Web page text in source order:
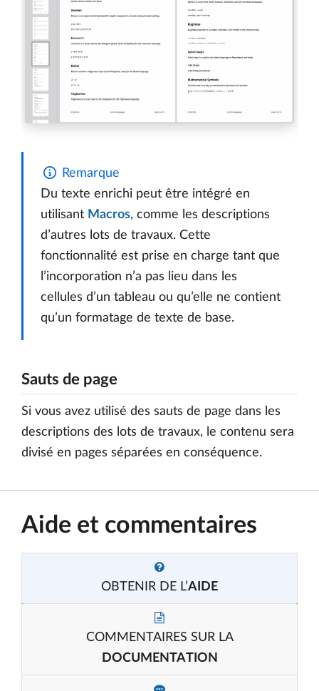
Remarque
Du texte enrichi peut être intégré en
utilisant Macros, comme les descriptions
d’autres lots de travaux. Cette
fonctionnalité est prise en charge tant que
l’incorporation n’a pas lieu dans les
cellules d’un tableau ou qu’elle ne contient
qu’un formatage de texte de base.
Sauts de page
Si vous avez utilisé des sauts de page dans les
descriptions des lots de travaux, le contenu sera
divisé en pages séparées en conséquence.
Aide et commentaires
OBTENIR DE L’AIDE
COMMENTAIRES SUR LA
DOCUMENTATION